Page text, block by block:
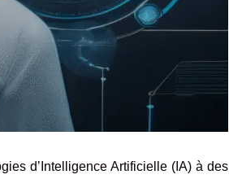
d’Intelligence Artificielle (IA) à des